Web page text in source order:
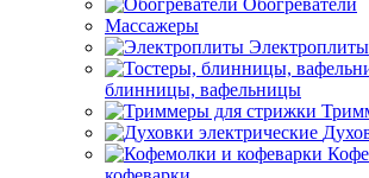
Обогреватели
Массажеры
Электроплиты
блинницы, вафельницы